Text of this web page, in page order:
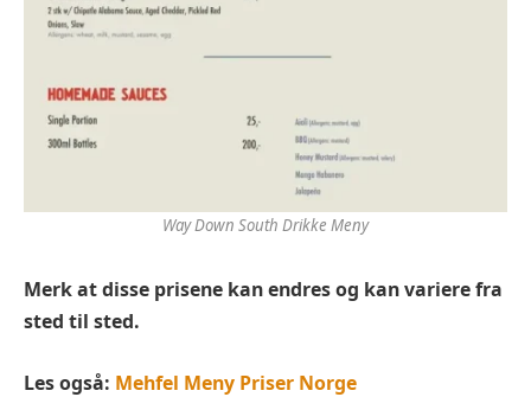
Way Down South Drikke Meny
Merk at disse prisene kan endres og kan variere fra
sted til sted.
Les også: Mehfel Meny Priser Norge